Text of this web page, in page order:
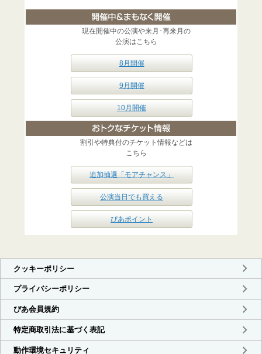
現在開催中の公演や来月･再来月の
公演はこちら
8月開催
9月開催
10月開催
割引や特典付のチケット情報などは
こちら
追加抽選「モアチャンス」
公演当日でも買える
ぴあポイント